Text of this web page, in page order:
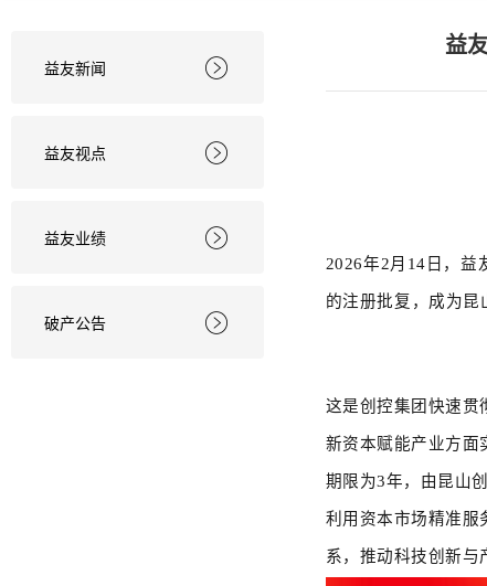
益友新闻 
益友视点 
益友业绩 
破产公告 
益
2026年2月14日，益
的注册批复，成为昆
这是创控集团快速贯
新资本赋能产业方面
期限为3年，由昆山
利用资本市场精准服
系，推动科技创新与